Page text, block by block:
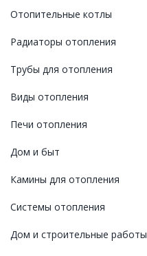
Отопительные котлы
Радиаторы отопления
Трубы для отопления
Виды отопления
Печи отопления
Дом и быт
Камины для отопления
Системы отопления
Дом и строительные работы